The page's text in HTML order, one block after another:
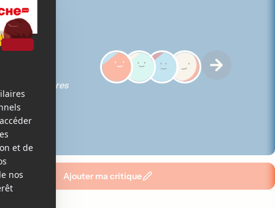
des membres
Ajouter ma critique